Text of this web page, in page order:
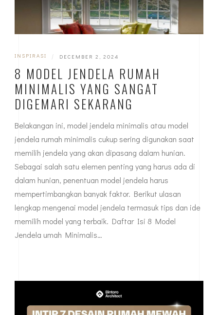
INSPIRASI | DECEMBER 2, 2024
8 MODEL JENDELA RUMAH
MINIMALIS YANG SANGAT
DIGEMARI SEKARANG
Belakangan ini, model jendela minimalis atau model
jendela rumah minimalis cukup sering digunakan saat
memilih jendela yang akan dipasang dalam hunian.
Sebagai salah satu elemen penting yang harus ada di
dalam hunian, penentuan model jendela harus
mempertimbangkan banyak faktor. Berikut ulasan
lengkap mengenai model jendela termasuk tips dan ide
memilih model yang terbaik. Daftar Isi 8 Model
Jendela umah Minimalis…